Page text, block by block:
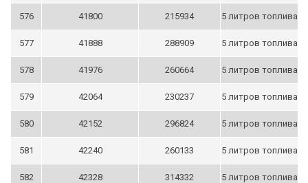
576 41800 215934 5 литров топлива
577 41888 288909 5 литров топлива
578 41976 260664 5 литров топлива
579 42064 230237 5 литров топлива
580 42152 296824 5 литров топлива
581 42240 260133 5 литров топлива
582 42328 314332 5 литров топлива